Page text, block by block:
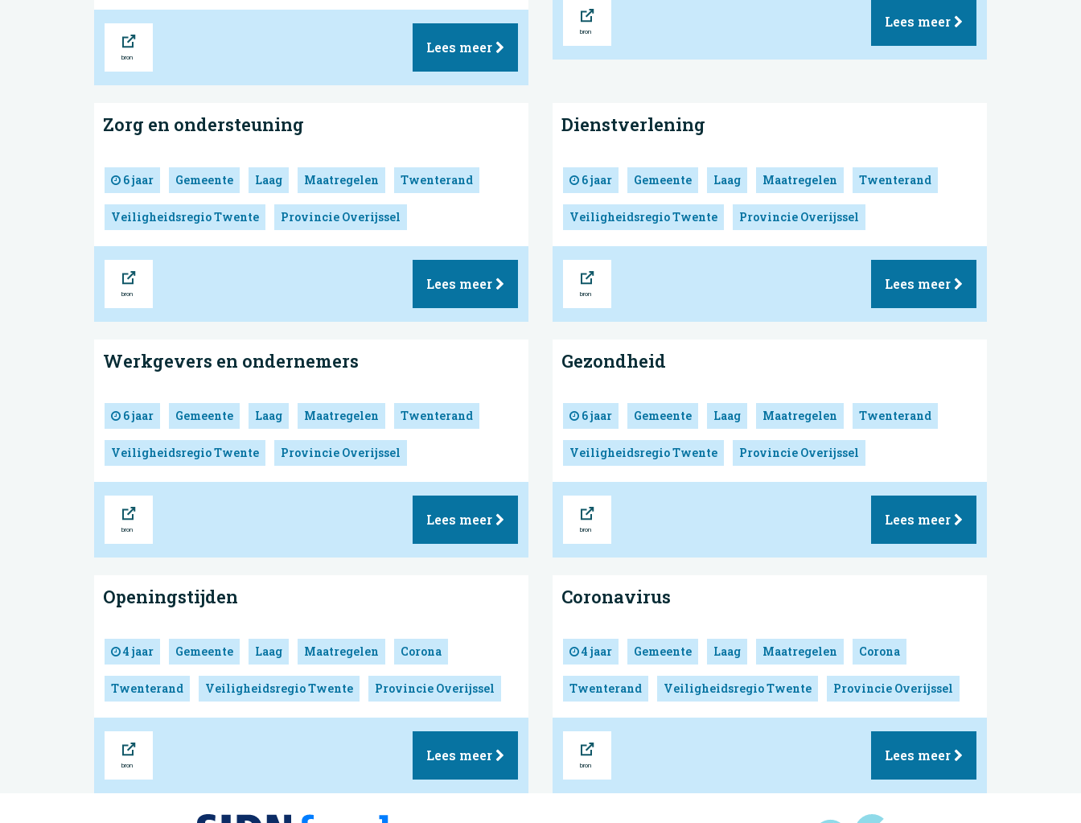
Lees meer
Lees meer
Zorg en ondersteuning
6 jaar Gemeente Laag Maatregelen Twenterand
Veiligheidsregio Twente Provincie Overijssel
Lees meer
Dienstverlening
6 jaar Gemeente Laag Maatregelen Twenterand
Veiligheidsregio Twente Provincie Overijssel
Lees meer
Werkgevers en ondernemers
6 jaar Gemeente Laag Maatregelen Twenterand
Veiligheidsregio Twente Provincie Overijssel
Lees meer
Gezondheid
6 jaar Gemeente Laag Maatregelen Twenterand
Veiligheidsregio Twente Provincie Overijssel
Lees meer
Openingstijden
4 jaar Gemeente Laag Maatregelen Corona
Twenterand Veiligheidsregio Twente Provincie Overijssel
Lees meer
Coronavirus
4 jaar Gemeente Laag Maatregelen Corona
Twenterand Veiligheidsregio Twente Provincie Overijssel
Lees meer